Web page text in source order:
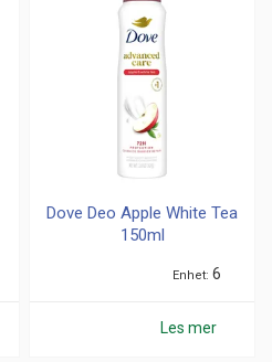
Dove Deo Apple White Tea
150ml
Enhet 6
Les mer